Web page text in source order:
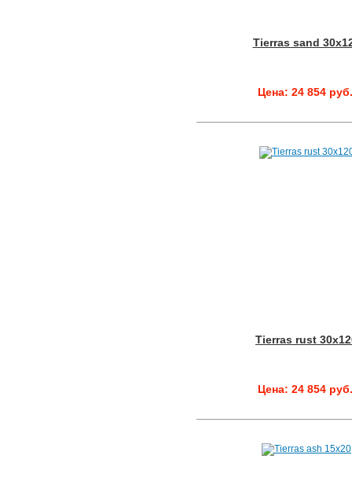
Tierras sand
Цена: 24 854 руб.
Tierras rust
Цена: 24 854 руб.